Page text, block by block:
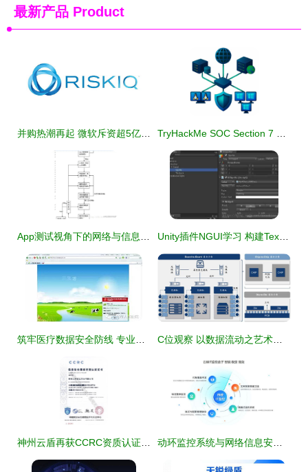
最新产品 Product
并购热潮再起 微软斥资超5亿美元收购网络安全公司RiskIQ，强化云端防御实力 TryHackMe SOC Section 7 网络安全监控与信息安全软件开发实践
App测试视角下的网络与信息安全软件开发策略 Unity插件NGUI学习 构建Texture与Sprite的实践指南
筑牢医疗数据安全防线 专业防护软件为患者信息安全保驾护航 C位观察 以数据流动之艺术，构建AI时代的高速通信网络与安全屏障
神州云盾再获CCRC资质认证，夯实网络与信息安全软件开发领先地位 动环监控系统与网络信息安全软件开发 主流厂家与选型指南